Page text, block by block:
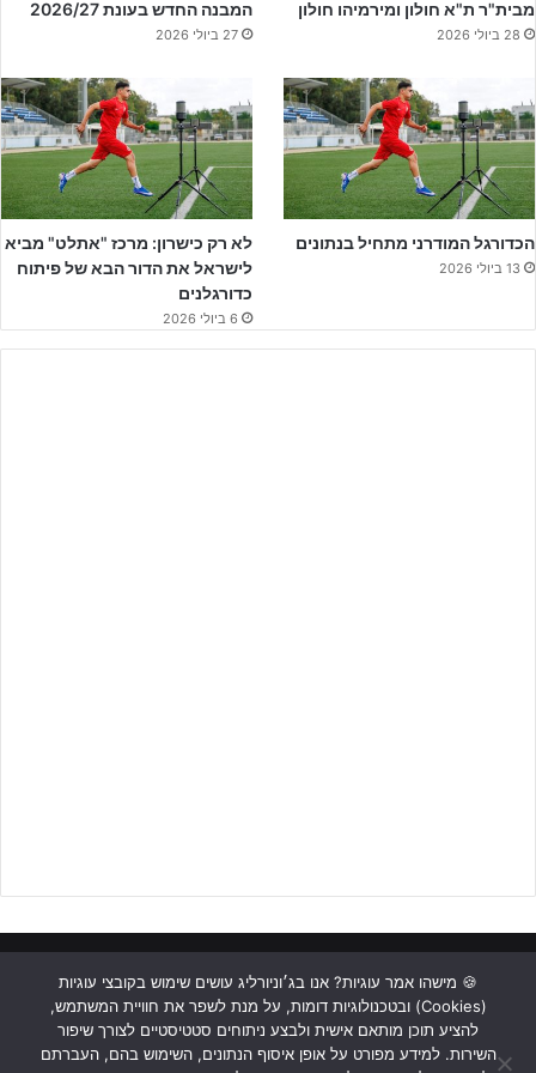
לקבלת הקטלוג המלא – לחצו על הבאנר!!
אביב חדד בתגובה לאתר ג'וניורליג לאחר המינוי: "המטרה שלנו היא
ליצירת קשר לחצו על הבאנר!!
מבית"ר ת"א חולון ומירמיהו חולון
28 ביולי 2026
המבנה החדש בעונת 2026/27
27 ביולי 2026
הכדורגל המודרני מתחיל בנתונים
13 ביולי 2026
לא רק כישרון: מרכז "אתלט" מביא
לישראל את הדור הבא של פיתוח
כדורגלנים
6 ביולי 2026
ראשי כתבות תכנים מקצועיים תנאי שימוש
מדיניות אבטחה
כתבו לנו
🍪 מישהו אמר עוגיות? אנו בג׳וניורליג עושים שימוש בקובצי עוגיות
(Cookies) ובטכנולוגיות דומות, על מנת לשפר את חוויית המשתמש,
להציע תוכן מותאם אישית ולבצע ניתוחים סטטיסטיים לצורך שיפור
השירות. למידע מפורט על אופן איסוף הנתונים, השימוש בהם, העברתם